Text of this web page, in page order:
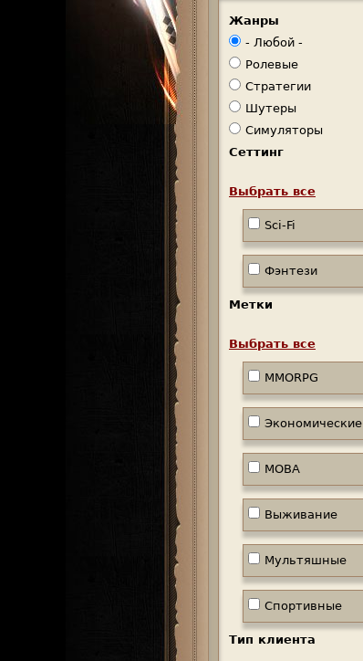
Жанры
- Любой -
Ролевые
Стратегии
Шутеры
Симуляторы
Сеттинг
Выбрать все
Sci-Fi
Фэнтези
Метки
Выбрать все
MMORPG
Экономические
MOBA
Выживание
Мультяшные
Спортивные
Тип клиента